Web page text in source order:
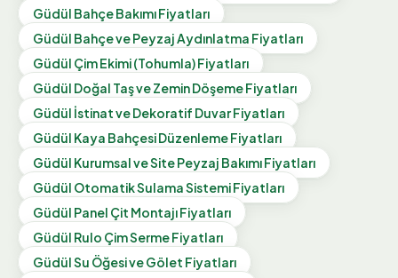
Güdül Bahçe BakımıFiyatları
Güdül Bahçe ve Peyzaj Aydınlatma Fiyatları
Güdül Çim Ekimi (Tohumla)Fiyatları
Güdül Doğal Taş ve Zemin DöşemeFiyatları
Güdül İstinat ve Dekoratif DuvarFiyatları
Güdül Kaya Bahçesi DüzenlemeFiyatları
Güdül Kurumsal ve Site Peyzaj BakımıFiyatları
Güdül Otomatik Sulama SistemiFiyatları
Güdül Panel Çit MontajıFiyatları
Güdül Rulo Çim SermeFiyatları
GüdülSu Öğesi ve Gölet Fiyatları